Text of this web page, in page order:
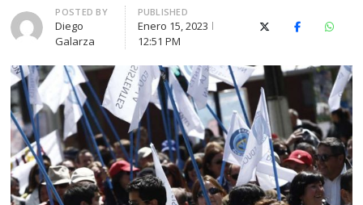
Author
POSTED BY
Diego
Galarza
PUBLISHED
Enero 15, 2023
12:51 PM
X (Twitter)Facebook